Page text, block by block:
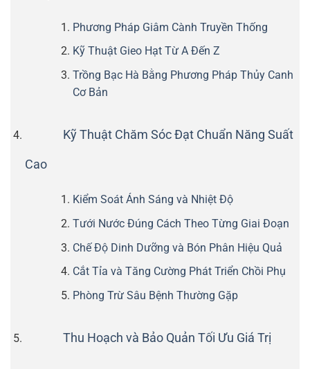
Phương Pháp Giâm Cành Truyền Thống
Kỹ Thuật Gieo Hạt Từ A Đến Z
Trồng Bạc Hà Bằng Phương Pháp Thủy Canh
Cơ Bản
Kỹ Thuật Chăm Sóc Đạt Chuẩn Năng Suất
Cao
Kiểm Soát Ánh Sáng và Nhiệt Độ
Tưới Nước Đúng Cách Theo Từng Giai Đoạn
Chế Độ Dinh Dưỡng và Bón Phân Hiệu Quả
Cắt Tỉa và Tăng Cường Phát Triển Chồi Phụ
Phòng Trừ Sâu Bệnh Thường Gặp
Thu Hoạch và Bảo Quản Tối Ưu Giá Trị